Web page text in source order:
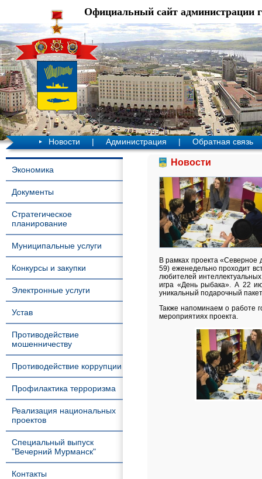
Официальный сайт администрации
Новости | Администрация | Обратная связь
Экономика
Документы
Стратегическое
планирование
Муниципальные услуги
Конкурсы и закупки
Электронные услуги
Устав
Противодействие
мошенничеству
Противодействие коррупции
Профилактика терроризма
Реализация национальных
проектов
Специальный выпуск
"Вечерний Мурманск"
Контакты
Новости
В рамках проекта
59) еженедельно проходит
любителей
игра «День рыбака». А 22
уникальный подарочный
Также напоминаем о работе
мероприятиях проекта.